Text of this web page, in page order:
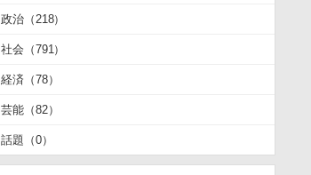
政治（218）
社会（791）
経済（78）
芸能（82）
話題（0）